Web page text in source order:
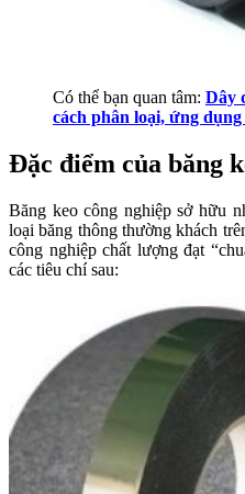
Có thể bạn quan tâm: Dây
cách phân loại, ứng
Đặc điểm của băng
Băng keo công nghiệp sở hữu
loại băng thông thường khách
công nghiệp chất lượng đạt
các tiêu chí sau: